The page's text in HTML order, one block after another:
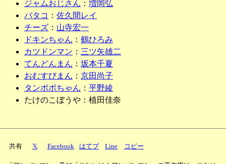
ジャムおじさん ： 増岡弘
バタコ ： 佐久間レイ
チーズ ： 山寺宏一
ドキンちゃん ： 鶴ひろみ
カツドンマン ： 三ツ矢雄二
てんどんまん ： 坂本千夏
おむすびまん ： 京田尚子
タンポポちゃん ： 平野綾
たけのこぼうや：植田佳奈
共有 𝕏 Facebook はてブ Line コピー